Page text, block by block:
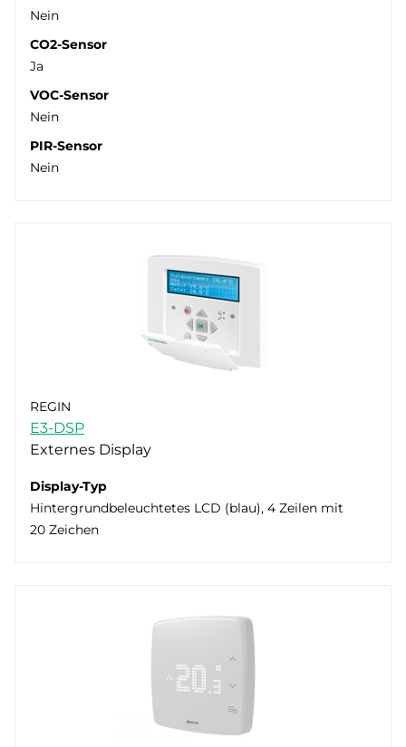
Nein
CO2-Sensor
Ja
VOC-Sensor
Nein
PIR-Sensor
Nein
REGIN
E3-DSP
Externes Display
Display-Typ
Hintergrundbeleuchtetes LCD (blau), 4 Zeilen mit
20 Zeichen